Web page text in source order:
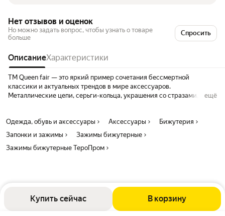
Купить сейчас В корзину
Нет отзывов и оценок
Но можно задать вопрос, чтобы узнать о товаре
больше
Спросить
ОписаниеХарактеристики
ТМ Queen fair — это яркий пример сочетания бессмертной
классики и актуальных трендов в мире аксессуаров.
Металлические цепи, серьги-кольца, украшения со стразами,
проявить фантазию и сделать что-то оригинальное самостоятельно,
фурнитура для создания украшений — идеальное решение.
Аксессуары — это способ проявить себя и своё чувство стиля, с
ними вы можете подчеркнуть свои достоинства, привлечь
Пластик. Вставка - Стразы. Ручная работа - Нет. Тематика - Без
тематики.
ещё
Одежда, обувь и аксессуары Аксессуары
Бижутерия
Запонки и зажимы
Зажимы бижутерные
Зажимы бижутерные ТероПром